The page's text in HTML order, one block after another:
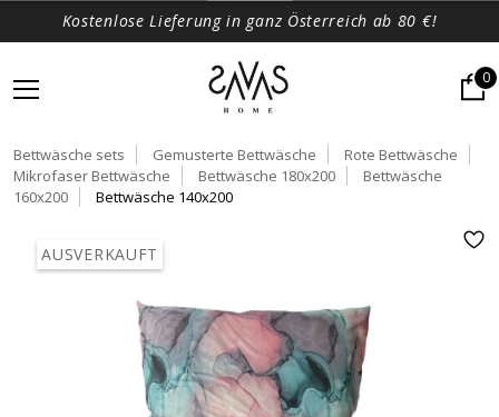
Kostenlose Lieferung in ganz Österreich ab 80 €!
0
Bettwäsche sets Gemusterte Bettwäsche
Rote Bettwäsche
Mikrofaser Bettwäsche
Bettwäsche 180x200
Bettwäsche
160x200
Bettwäsche 140x200
AUSVERKAUFT